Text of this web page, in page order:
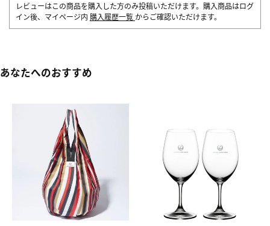
レビューはこの商品を購入した方のみ投稿いただけます。購入商品はログ
イン後、マイページ内 購入履歴一覧 からご確認いただけます。
あなたへのおすすめ